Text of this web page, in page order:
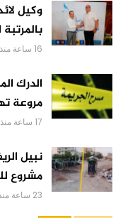
وكيل
16 ساعة منذ
الدرك
مروعة
17 ساعة منذ
نبيل
مشروع
23 ساعة منذ